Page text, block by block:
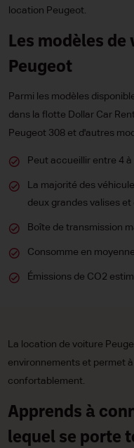
location Peugeot.
Les modèles
Peugeot
Parmi les modèles
dans la flotte Dollar Car
Peugeot 308 et d'autres
Peut accueillir entre 4
La majorité des
deux grandes valises
Boîte de transmission
Consomme en
Émissions de CO2
La location de voiture
environnements et permet
confortablement.
Apprends à
lequel se porte